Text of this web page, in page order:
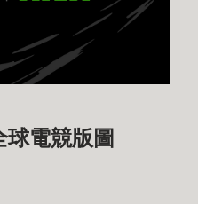
電競版圖